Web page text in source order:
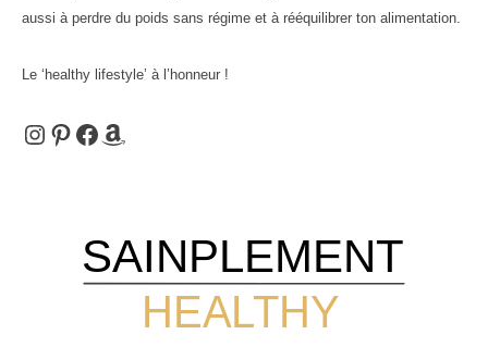
aussi à perdre du poids sans régime et à rééquilibrer ton alimentation.
Le ‘healthy lifestyle’ à l’honneur !
Instagram
Pinterest
Facebook
Amazon
HEALTHY
SAINPLEMENT